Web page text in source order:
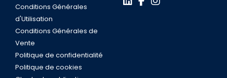
Conditions Générales
d'Utilisation
Conditions Générales de
Vente
Politique de confidentialité
Politique de cookies